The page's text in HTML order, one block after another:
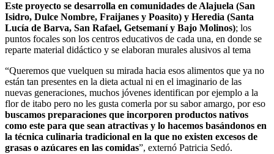
Este proyecto se desarrolla en comunidades de Alajuela (San
Isidro, Dulce Nombre, Fraijanes y Poasito) y Heredia (Santa
Lucía de Barva, San Rafael, Getsemaní y Bajo Molinos); los
puntos focales son los centros educativos de cada una, en donde se
reparte material didáctico y se elaboran murales alusivos al tema
“Queremos que vuelquen su mirada hacia esos alimentos que ya no
están tan presentes en la dieta actual ni en el imaginario de las
nuevas generaciones, muchos jóvenes identifican por ejemplo a la
flor de itabo pero no les gusta comerla por su sabor amargo, por eso
buscamos preparaciones que incorporen productos nativos
como este para que sean atractivas y lo hacemos basándonos en
la técnica culinaria tradicional en la que no existen excesos de
grasas o azúcares en las comidas”, externó Patricia Sedó.